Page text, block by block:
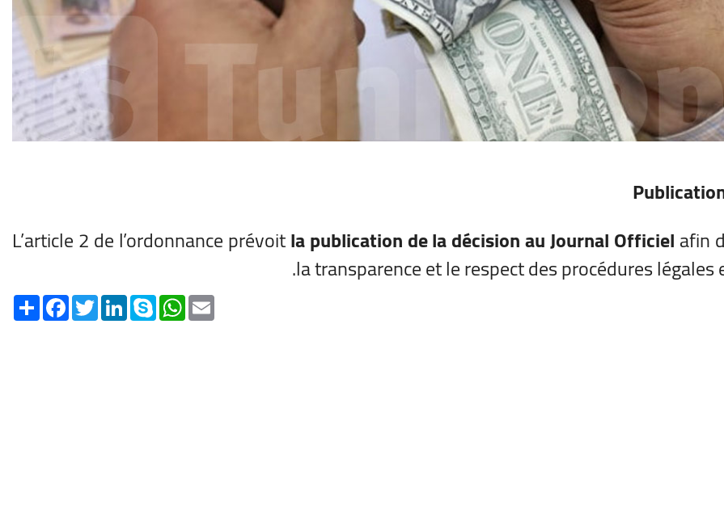
L’article 2 de l’ordonnance prévoitla publication de la décision au Journal Officielafin
la transparence et le respect des procédures légales
Share FacebookTwitterLinkedInSkype WhatsApp